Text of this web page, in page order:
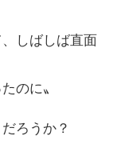
しばしば直面
のに〟
ろうか？